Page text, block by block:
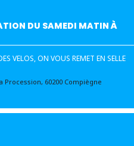
DU SAMEDI MATIN À
VELOS, ON VOUS REMET EN SELLE
Procession, 60200 Compiègne